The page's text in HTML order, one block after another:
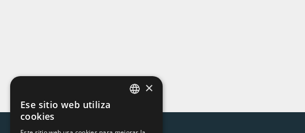
×
Ese sitio web utiliza
cookies